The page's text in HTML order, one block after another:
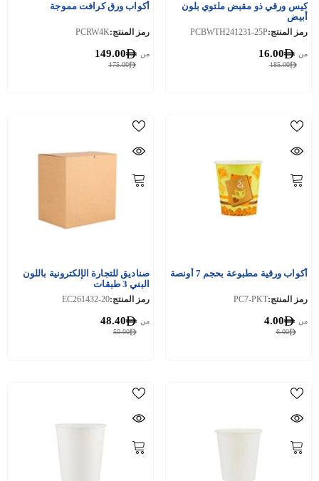
كيس ورقي ذو مقبض ملتوي بلون
أبيض
رمز المنتج:PCBWTH241231-25P
185.00
من 16.00
أكواب ورق كرافت مموجة
رمز المنتج:PCRW4K
175.00
من 149.00
أكواب ورقية مطبوعة بحجم 7 أونصة
رمز المنتج:PC7-PKT
6.00
من 4.00
صناديق للتجارة الإلكترونية باللون
البني 3 طبقات
رمز المنتج:EC261432-20
50.00
من 48.40